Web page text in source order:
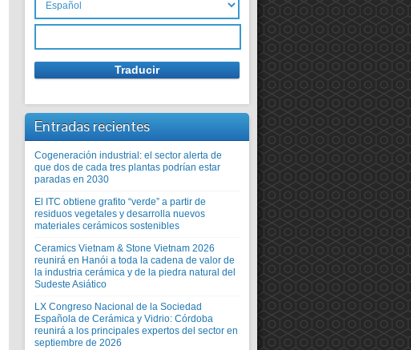
Entradas recientes
Cogeneración industrial: el sector alerta de
que dos de cada tres plantas podrían estar
paradas en 2030
El ITC obtiene grafito “verde” a partir de
residuos vegetales y desarrolla nuevos
materiales cerámicos sostenibles
Ceramics Vietnam & Stone Vietnam 2026
reunirá en Hanói a toda la cadena de valor de
la industria cerámica y de la piedra natural del
Sudeste Asiático
LX Congreso Nacional de la Sociedad
Española de Cerámica y Vidrio: Córdoba
reunirá a los principales expertos del sector en
septiembre de 2026